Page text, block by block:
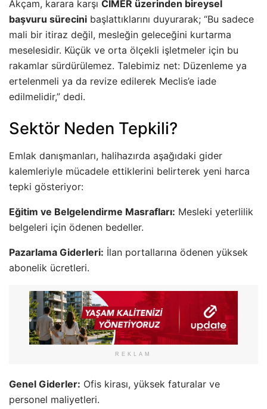
Akçam, karara karşı CİMER üzerinden bireysel
başvuru sürecini başlattıklarını duyurarak; “Bu sadece
mali bir itiraz değil, mesleğin geleceğini kurtarma
meselesidir. Küçük ve orta ölçekli işletmeler için bu
rakamlar sürdürülemez. Talebimiz net: Düzenleme ya
ertelenmeli ya da revize edilerek Meclis’e iade
edilmelidir,” dedi.
Sektör Neden Tepkili?
Emlak danışmanları, halihazırda aşağıdaki gider
kalemleriyle mücadele ettiklerini belirterek yeni harca
tepki gösteriyor:
Eğitim ve Belgelendirme Masrafları: Mesleki yeterlilik
belgeleri için ödenen bedeller.
Pazarlama Giderleri: İlan portallarına ödenen yüksek
abonelik ücretleri.
REKLAM
Genel Giderler: Ofis kirası, yüksek faturalar ve
personel maliyetleri.